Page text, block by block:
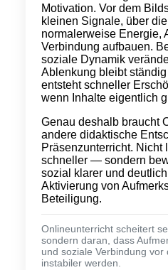
Motivation. Vor dem
kleinen Signale, über
normalerweise Energie,
Verbindung aufbauen.
soziale Dynamik
Ablenkung bleibt
entsteht schneller
wenn Inhalte eigentlich
Genau deshalb braucht
andere didaktische
Präsenzunterricht. Nicht
schneller — sondern
sozial klarer und
Aktivierung von
Beteiligung.
Onlineunterricht scheitert
sondern daran, dass
und soziale Verbindung
instabiler werden.